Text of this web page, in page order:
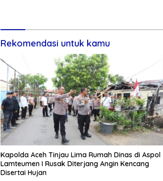
Rekomendasi untuk kamu
Kapolda Aceh Tinjau Lima Rumah Dinas di Aspol
Lamteumen I Rusak Diterjang Angin Kencang
Disertai Hujan